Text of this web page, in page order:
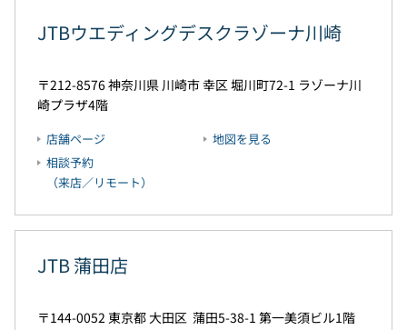
JTBウエディングデスクラゾーナ川崎
212-8576神奈川県 川崎市幸区 堀川町72-1 ラゾーナ川
崎プラザ4階
店舗ページ
相談予約
（来店／リモート）
地図を見る
JTB 蒲田店
144-0052 東京都 大田区 蒲田5-38-1 第一美須ビル1階